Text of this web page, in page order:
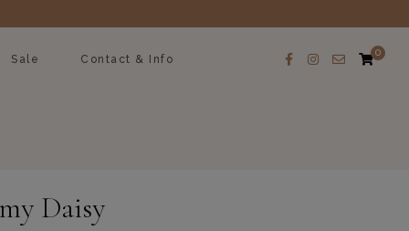
Sale Contact & Info
0
Daisy